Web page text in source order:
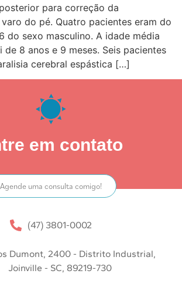
para correção da
do pé. Quatro pacientes eram do
do sexo masculino. A idade média
8 anos e 9 meses. Seis pacientes
cerebral espástica […]
em contato
Agende uma consulta comigo!
(47) 3801-0002
Dumont, 2400 - Distrito Industrial,
Joinville - SC, 89219-730